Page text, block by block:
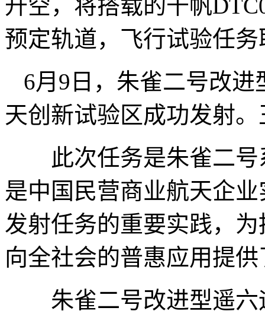
升空，将搭载的千帆
预定轨道，飞行试验任
6月9日，朱雀二号改
天创新试验区成功发射。
此次任务是朱雀二号
是中国民营商业航天企
发射任务的重要实践，
向全社会的普惠应用提
朱雀二号改进型遥六